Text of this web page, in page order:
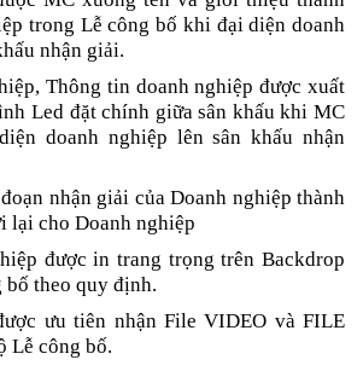
trong Lễ công bố khi đại diện doanh
nhận giải.
Thông tin doanh nghiệp được xuất
Led đặt chính giữa sân khấu khi MC
doanh nghiệp lên sân khấu nhận
nhận giải của Doanh nghiệp thành
lại cho Doanh nghiệp
được in trang trọng trên Backdrop
theo quy định.
ưu tiên nhận File VIDEO và FILE
Lễ công bố.